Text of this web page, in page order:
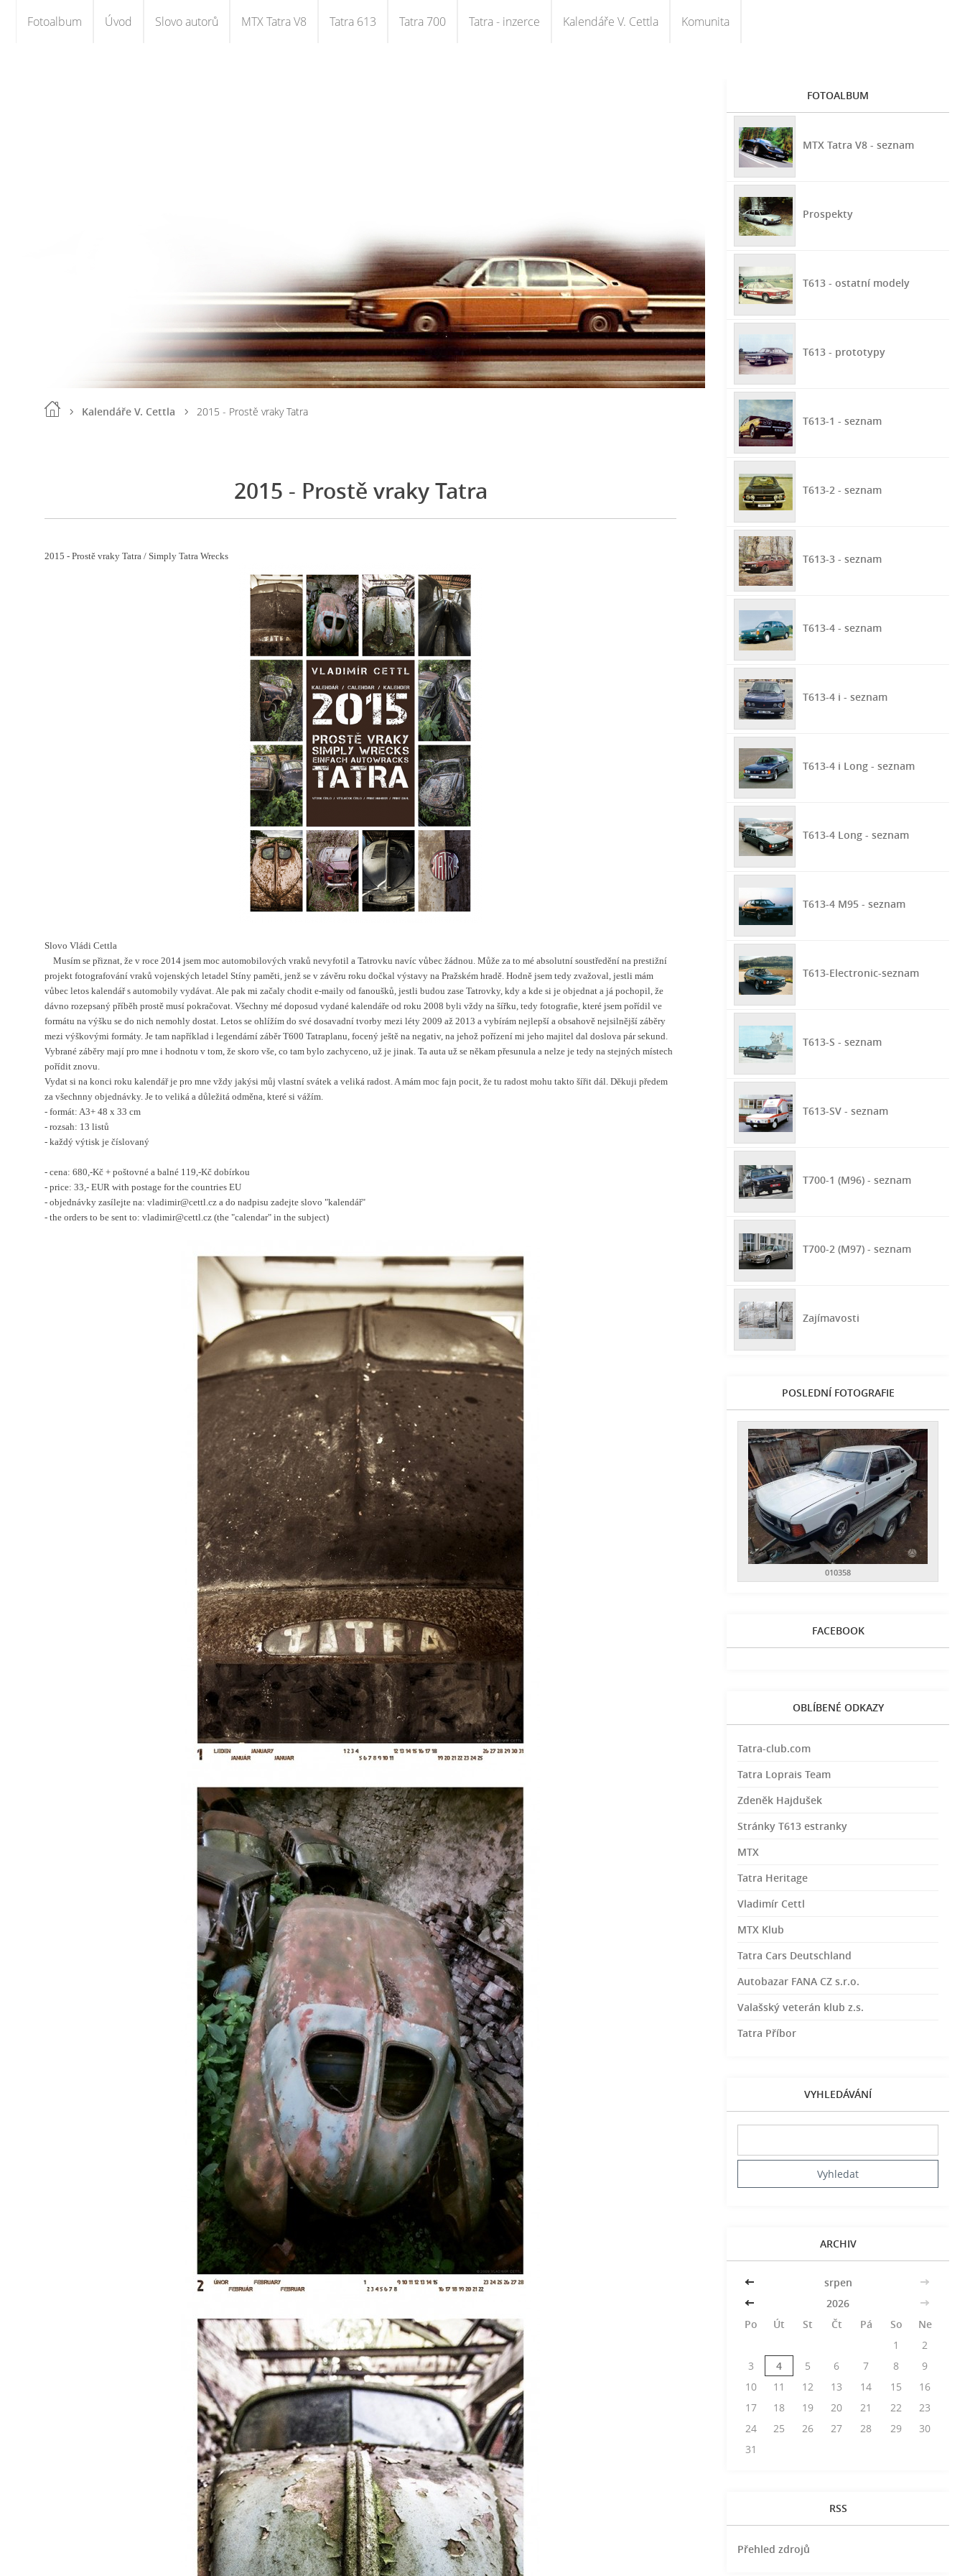
Fotoalbum Úvod Slovo autorů MTX Tatra V8 Tatra 613 Tatra 700 Tatra - inzerce Kalendáře V. Cettla Komunita
Kalendáře V. Cettla 2015 - Prostě vraky Tatra
2015 - Prostě vraky Tatra
2015 - Prostě vraky Tatra / Simply Tatra Wrecks
Slovo Vládi Cettla
Musím se přiznat, že v roce 2014 jsem moc automobilových vraků nevyfotil a Tatrovku navíc vůbec žádnou. Může za to mé absolutní soustředění na prestižní
projekt fotografování vraků vojenských letadel Stíny paměti, jenž se v závěru roku dočkal výstavy na Pražském hradě. Hodně jsem tedy zvažoval, jestli mám
vůbec letos kalendář s automobily vydávat. Ale pak mi začaly chodit e-maily od fanoušků, jestli budou zase Tatrovky, kdy a kde si je objednat a já pochopil, že
dávno rozepsaný příběh prostě musí pokračovat. Všechny mé doposud vydané kalendáře od roku 2008 byli vždy na šířku, tedy fotografie, které jsem pořídil ve
formátu na výšku se do nich nemohly dostat. Letos se ohlížím do své dosavadní tvorby mezi léty 2009 až 2013 a vybírám nejlepší a obsahově nejsilnější záběry
mezi výškovými formáty. Je tam například i legendární záběr T600 Tatraplanu, focený ještě na negativ, na jehož pořízení mi jeho majitel dal doslova pár sekund.
Vybrané záběry mají pro mne i hodnotu v tom, že skoro vše, co tam bylo zachyceno, už je jinak. Ta auta už se někam přesunula a nelze je tedy na stejných místech
pořídit znovu.
Vydat si na konci roku kalendář je pro mne vždy jakýsi můj vlastní svátek a veliká radost. A mám moc fajn pocit, že tu radost mohu takto šířit dál. Děkuji předem
za všechnny objednávky. Je to veliká a důležitá odměna, které si vážím.
- formát: A3+ 48 x 33 cm
- rozsah: 13 listů
- každý výtisk je číslovaný
- cena: 680,-Kč + poštovné a balné 119,-Kč dobírkou
- price: 33,- EUR with postage for the countries EU
- objednávky zasílejte na: vladimir@cettl.cz a do nadpisu zadejte slovo "kalendář"
- the orders to be sent to: vladimir@cettl.cz (the "calendar" in the subject)
FOTOALBUM
MTX Tatra V8 - seznam
Prospekty
T613 - ostatní modely
T613 - prototypy
T613-1 - seznam
T613-2 - seznam
T613-3 - seznam
T613-4 - seznam
T613-4 i - seznam
T613-4 i Long - seznam
T613-4 Long - seznam
T613-4 M95 - seznam
T613-Electronic-seznam
T613-S - seznam
T613-SV - seznam
T700-1 (M96) - seznam
T700-2 (M97) - seznam
Zajímavosti
POSLEDNÍ FOTOGRAFIE
010358
FACEBOOK
OBLÍBENÉ ODKAZY
Tatra-club.com
Tatra Loprais Team
Zdeněk Hajdušek
Stránky T613 estranky
MTX
Tatra Heritage
Vladimír Cettl
MTX Klub
Tatra Cars Deutschland
Autobazar FANA CZ s.r.o.
Valašský veterán klub z.s.
Tatra Příbor
VYHLEDÁVÁNÍ
ARCHIV
<< srpen
>>
<<
2026
>>
Po
Út St Čt Pá So
Ne
1
2
3
4 5 6 7 8
9
10
11 12 13 14 15
16
17
18 19 20 21 22
23
24
25 26 27 28 29
30
31
RSS
Přehled zdrojů